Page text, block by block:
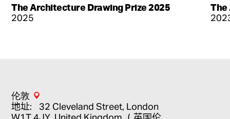
The Architecture Drawing Prize 2025
2025
The
伦敦
地址：32 Cleveland Street, London
W1T 4JY, United Kingdom （英国伦